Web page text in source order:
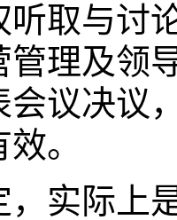
听取与讨
管理及领
会议决议
。
，实际上